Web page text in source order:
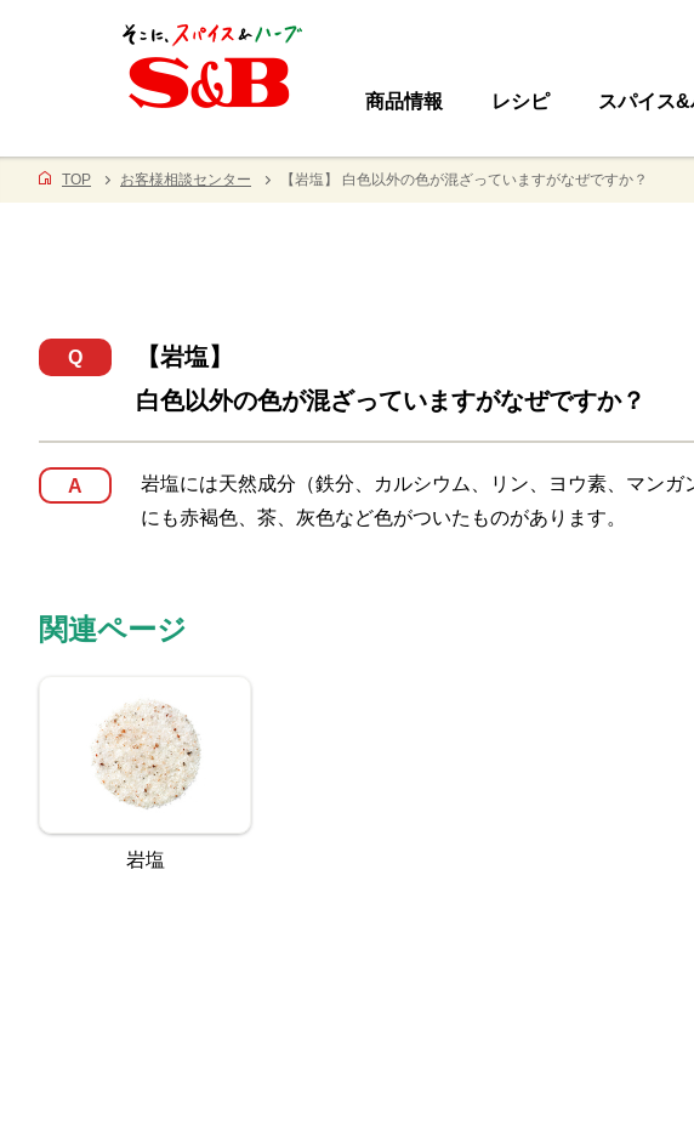
商品情報 レシピ スパイス
TOP お客様相談センター 【岩塩】 白色以外の色が混ざっていますがなぜですか？
Q
【岩塩】
白色以外の色が混ざっていますがなぜですか？
A
岩塩には天然成分（鉄分、カルシウム、リン、ヨウ素、マン
にも赤褐色、茶、灰色など色がついたものがあります。
関連ページ
岩塩